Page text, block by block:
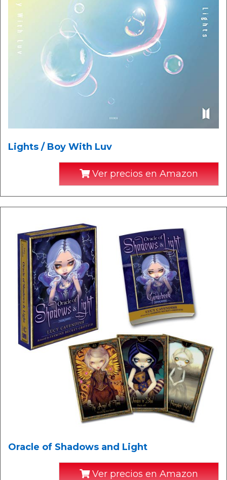
Lights / Boy With Luv
Ver precios en Amazon
Oracle of Shadows and Light
Ver precios en Amazon